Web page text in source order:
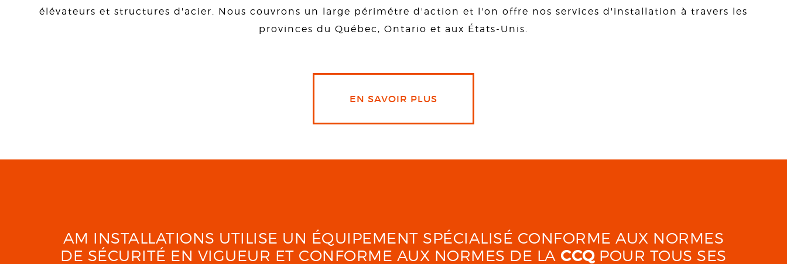
élévateurs et structures d'acier. Nous couvrons un large périmétre d'action et l'on offre nos services d'installation à travers les
provinces du Québec, Ontario et aux États-Unis.
EN SAVOIR PLUS
AM INSTALLATIONS UTILISE UN ÉQUIPEMENT SPÉCIALISÉ CONFORME AUX NORMES
DE SÉCURITÉ EN VIGUEUR ET CONFORME AUX NORMES DE LA CCQPOUR TOUS SES